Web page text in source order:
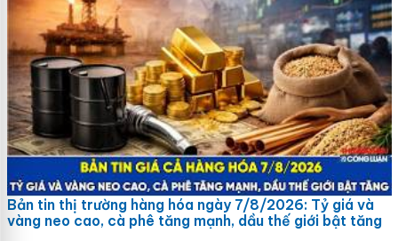
Bản tin thị trường hàng hóa ngày 7/8/2026: Tỷ giá và
vàng neo cao, cà phê tăng mạnh, dầu thế giới bật tăng